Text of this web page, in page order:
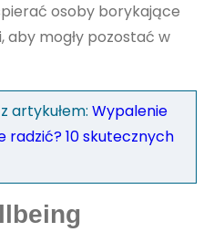
osoby borykające
mogły pozostać w
artykułem: Wypalenie
radzić? 10 skutecznych